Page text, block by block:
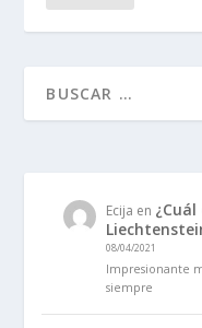
Ecija en
08/04/2021
Impresionante
siempre